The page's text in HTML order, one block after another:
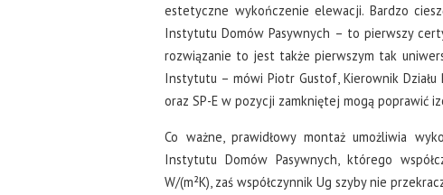
estetyczne wykończenie elewacji. Bardzo
Instytutu Domów Pasywnych – to pierwszy
rozwiązanie to jest także pierwszym tak
Instytutu – mówi Piotr Gustof, Kierownik Działu
oraz SP-E w pozycji zamkniętej mogą poprawić
Co ważne, prawidłowy montaż umożliwia
Instytutu Domów Pasywnych, którego
W/(m²K), zaś współczynnik Ug szyby nie